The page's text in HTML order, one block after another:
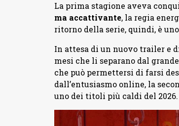
La prima stagione aveva
ma accattivante, la regia
ritorno della serie, quindi, è
In attesa di un nuovo trailer e
mesi che li separano dal
che può permettersi di farsi
dall’entusiasmo online, la
uno dei titoli più caldi del 2026.